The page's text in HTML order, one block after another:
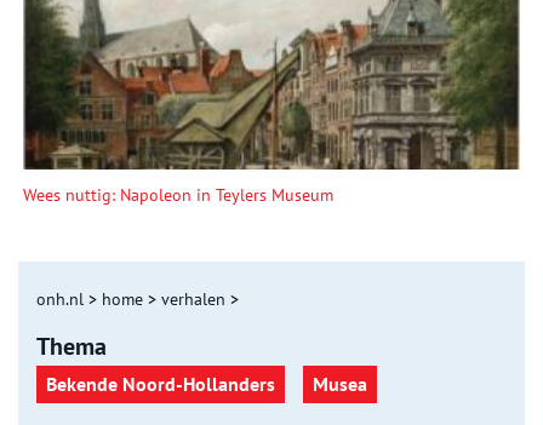
Wees nuttig: Napoleon in Teylers Museum
onh.nl > home > verhalen >
Thema
Bekende Noord-Hollanders Musea